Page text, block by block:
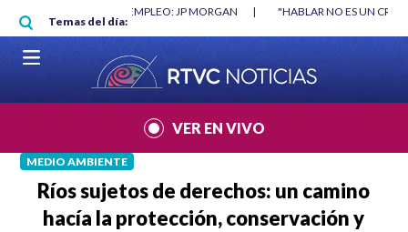
Pasar al contenido principal
Temas del día:
"HABLAR NO ES UN CRIMEN": CARTA DE BETO CORAL |
VER EN VIVO
MEDIO AMBIENTE
Ríos sujetos de derechos: un camino
hacía la protección, conservación y